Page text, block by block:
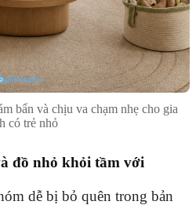
bẩn và chịu va chạm nhẹ cho gia
có trẻ nhỏ
đồ nhỏ khỏi tầm với
dễ bị bỏ quên trong bản